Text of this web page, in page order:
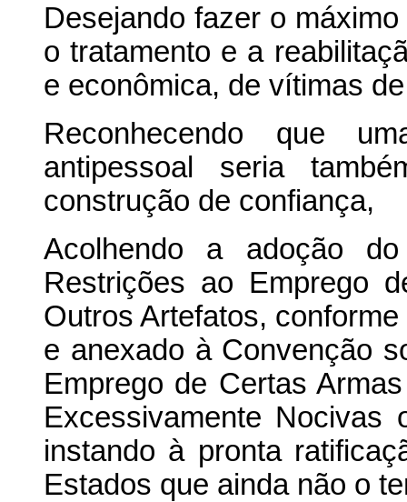
Desejando fazer o
o tratamento e a
e econômica, de vítimas
Reconhecendo que
antipessoal seria
construção de confiança,
Acolhendo a adoção
Restrições ao Emprego
Outros Artefatos,
e anexado à Convenção
Emprego de Certas
Excessivamente Nocivas
instando à pronta
Estados que ainda não o